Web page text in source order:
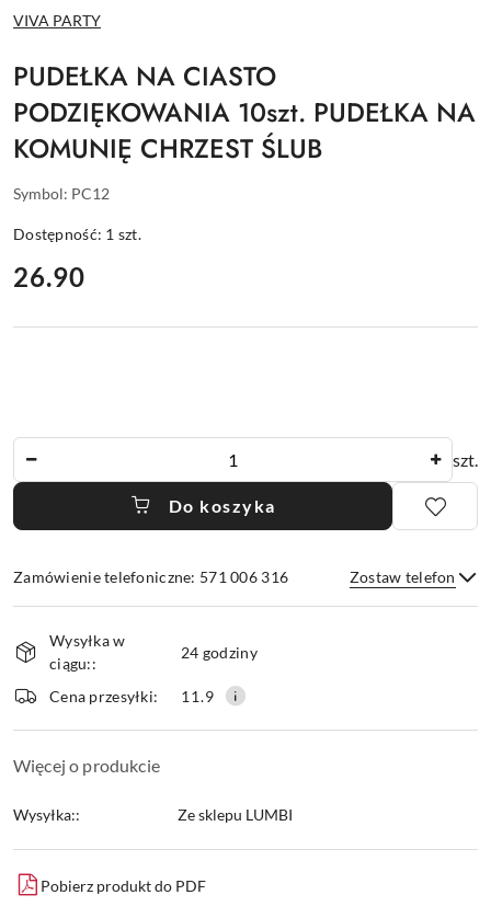
NAZWA
PRODUCENTA:
VIVA PARTY
PUDEŁKA NA CIASTO
PODZIĘKOWANIA 10szt. PUDEŁKA NA
KOMUNIĘ CHRZEST ŚLUB
Symbol: PC12
Dostępność: 1 szt.
cena:
26.90
szt.
Do koszyka
Zamówienie telefoniczne: 571 006 316 Zostaw telefon
i
dostawa
Wysyłka w
ciągu::
24 godziny
Cena przesyłki: 11.9
Więcej o produkcie
Wysyłka:: Ze sklepu LUMBI
Pobierz produkt do PDF